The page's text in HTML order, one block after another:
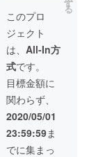
す。 (※
別途交
通費を
いただ
く場合
がござ
いま
す。ス
イタ氏
は京都
市在住
です)
方説明
書1部
早期支
援限定
のお得
なプラ
ンで
す。 ※
送料込
み (一般
販売価
格2500
円)
す
る
このプロ
ジェクト
は、 All-In方
式です。
目標金額に
関わらず、
2020/05/01
23:59:59ま
でに集まっ